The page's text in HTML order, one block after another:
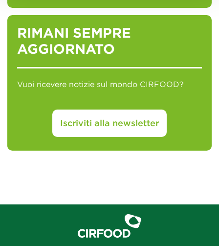
RIMANI SEMPRE
AGGIORNATO
Vuoi ricevere notizie sul mondo CIRFOOD?
Iscriviti alla newsletter